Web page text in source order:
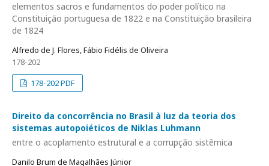
elementos sacros e fundamentos do poder político na
Constituição portuguesa de 1822 e na Constituição brasileira
de 1824
Alfredo de J. Flores, Fábio Fidélis de Oliveira
178-202
178-202 PDF
Direito da concorrência no Brasil à luz da teoria dos
sistemas autopoiéticos de Niklas Luhmann
entre o acoplamento estrutural e a corrupção sistêmica
Danilo Brum de Magalhães Júnior